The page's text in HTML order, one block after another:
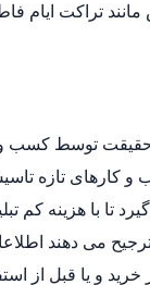
تراکت ایام
حقیقت توسط کسب
کارهای تازه
تا با هزینه کم
ترجیح می دهند
و یا قبل از